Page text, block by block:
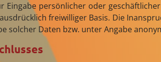
persönlicher oder
freiwilliger Basis. Die
solcher Daten bzw. unter Angabe